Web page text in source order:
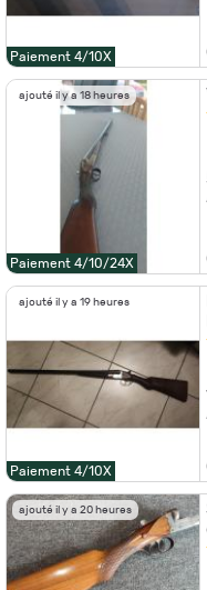
Paiement 4/10X
ajouté il y a 18 heures
Paiement 4/10/24X
ajouté il y a 19 heures
Paiement 4/10X
ajouté il y a 20 heures